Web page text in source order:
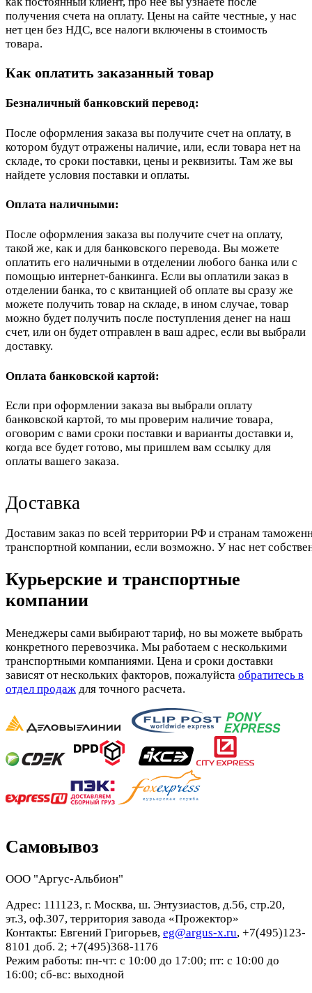
получения счета на оплату. Цены на сайте честные, у нас
нет цен без НДС, все налоги включены в стоимость
товара.
Как оплатить заказанный товар
Безналичный банковский перевод:
После оформления заказа вы получите счет на оплату, в
котором будут отражены наличие, или, если товара нет на
складе, то сроки поставки, цены и реквизиты. Там же вы
найдете условия поставки и оплаты.
Оплата наличными:
После оформления заказа вы получите счет на оплату,
такой же, как и для банковского перевода. Вы можете
оплатить его наличными в отделении любого банка или с
помощью интернет-банкинга. Если вы оплатили заказ в
отделении банка, то с квитанцией об оплате вы сразу же
можете получить товар на складе, в ином случае, товар
можно будет получить после поступления денег на наш
счет, или он будет отправлен в ваш адрес, если вы выбрали
доставку.
Оплата банковской картой:
Если при оформлении заказа вы выбрали оплату
банковской картой, то мы проверим наличие товара,
оговорим с вами сроки поставки и варианты доставки и,
когда все будет готово, мы пришлем вам ссылку для
оплаты вашего заказа.
Доставка
Доставим заказ по всей территории РФ и странам
транспортной компании, если возможно. У нас нет
Курьерские и транспортные
компании
Менеджеры сами выбирают тариф, но вы можете выбрать
конкретного перевозчика. Мы работаем с несколькими
транспортными компаниями. Цена и сроки доставки
зависят от нескольких факторов, пожалуйста обратитесь в
отдел продаж для точного расчета.
Самовывоз
ООО "Аргус-Альбион"
Адрес: 111123, г. Москва, ш. Энтузиастов, д.56, стр.20,
эт.3, оф.307, территория завода «Прожектор»
Контакты: Евгений Григорьев, eg@argus-x.ru, +7(495)123-
8101 доб. 2; +7(495)368-1176
Режим работы: пн-чт: с 10:00 до 17:00; пт: с 10:00 до
16:00; сб-вс: выходной